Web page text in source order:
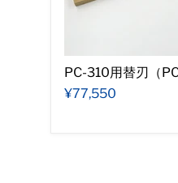
PC-310用替刃（
¥77,550